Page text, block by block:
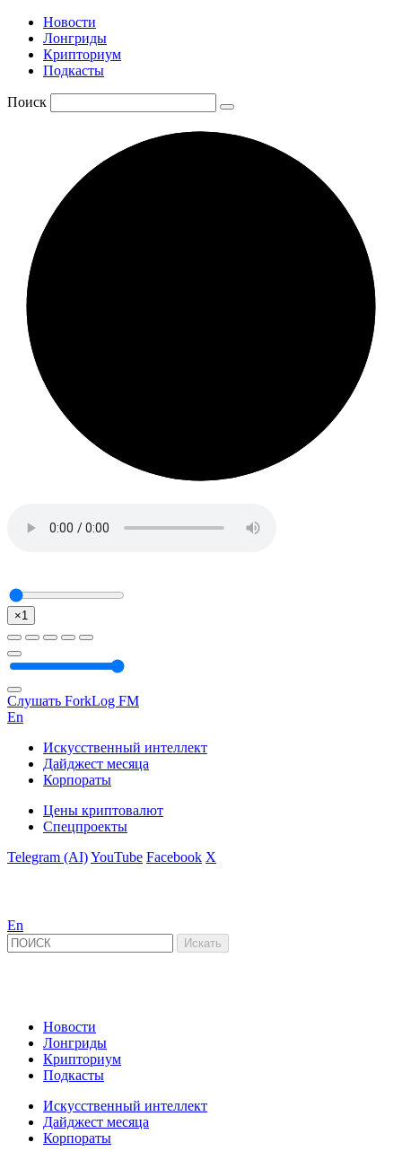
Новости
Лонгриды
Крипториум
Подкасты
Поиск
×1
Слушать ForkLog FM
En
Искусственный интеллект
Дайджест месяца
Корпораты
Цены криптовалют
Спецпроекты
Telegram (AI)YouTube Facebook X
En
Новости
Лонгриды
Крипториум
Подкасты
Искусственный интеллект
Дайджест месяца
Корпораты